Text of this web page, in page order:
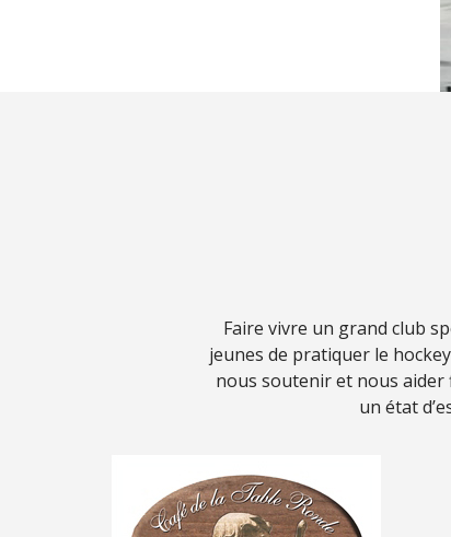
Faire vivre un grand club
jeunes de pratiquer le
nous soutenir et nous aider
un état